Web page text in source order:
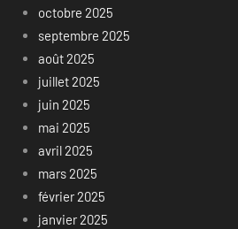
octobre 2025
septembre 2025
août 2025
juillet 2025
juin 2025
mai 2025
avril 2025
mars 2025
février 2025
janvier 2025